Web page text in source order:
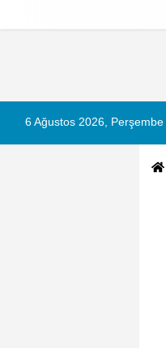
6 Ağustos 2026, Perşembe